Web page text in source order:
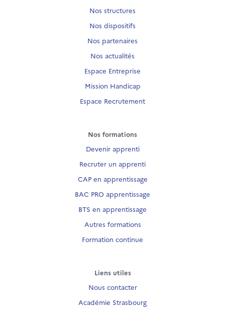
Nos structures
Nos dispositifs
Nos partenaires
Nos actualités
Espace Entreprise
Mission Handicap
Espace Recrutement
Nos formations
Devenir apprenti
Recruter un apprenti
CAP en apprentissage
BAC PRO apprentissage
BTS en apprentissage
Autres formations
Formation continue
Liens utiles
Nous contacter
Académie Strasbourg